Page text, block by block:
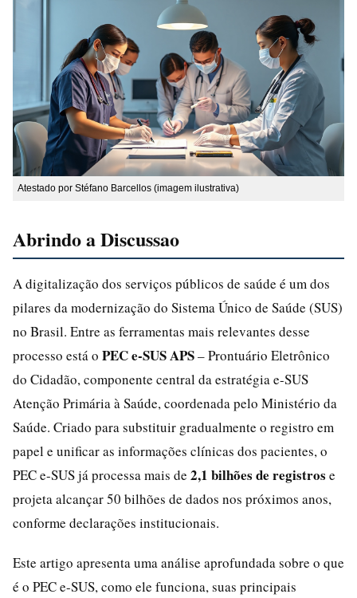
Atestado por Stéfano Barcellos (imagem ilustrativa)
Abrindo a Discussao
A digitalização dos serviços públicos de saúde é um dos
pilares da modernização do Sistema Único de Saúde (SUS)
no Brasil. Entre as ferramentas mais relevantes desse
processo está o PEC e-SUS APS– Prontuário Eletrônico
do Cidadão, componente central da estratégia e-SUS
Atenção Primária à Saúde, coordenada pelo Ministério da
Saúde. Criado para substituir gradualmente o registro em
papel e unificar as informações clínicas dos pacientes, o
PEC e-SUS já processa mais de 2,1 bilhões de registros e
projeta alcançar 50 bilhões de dados nos próximos anos,
conforme declarações institucionais.
Este artigo apresenta uma análise aprofundada sobre o que
é o PEC e-SUS, como ele funciona, suas principais